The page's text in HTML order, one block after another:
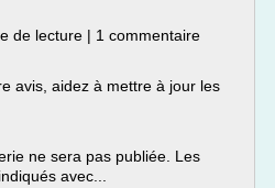
de lecture | 1 commentaire
avis, aidez à mettre à jour les
ne sera pas publiée. Les
avec...